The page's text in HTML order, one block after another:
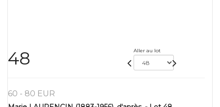
48 Aller au lot
60 - 80 EUR